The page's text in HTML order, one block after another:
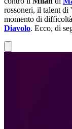
rossoneri, il talent di '
momento di
Diavolo. Ecco, di